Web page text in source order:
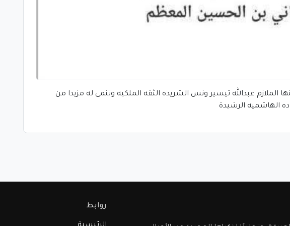
الملازم عبدالله تيسير ونس الشريده الثقه الملكيه وتنمى له مزيدا من
الهاشميه الرشيدة
روابط